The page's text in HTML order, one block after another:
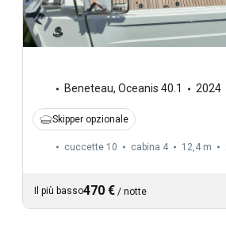
Beneteau, Oceanis 40.1 2024
Skipper opzionale
cuccette 10 cabina 4 12,4 m
Il più basso470 € / notte